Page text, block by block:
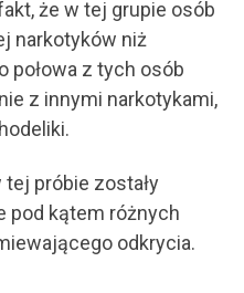
że w tej grupie osób
narkotyków niż
połowa z tych osób
z innymi narkotykami,
próbie zostały
pod kątem różnych
odkrycia.